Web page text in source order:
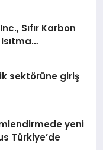
Sıfır Karbon
sektörüne giriş
yeni
Türkiye’de